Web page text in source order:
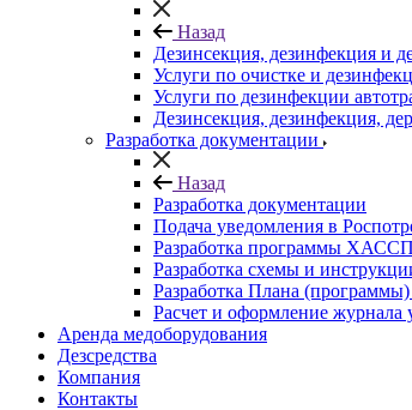
Назад
Дезинсекция, дезинфекция и
Услуги по очистке и
Услуги по дезинфекции
Дезинсекция, дезинфекция,
Разработка документации
Назад
Разработка документации
Подача уведомления в
Разработка программы ХАССП
Разработка схемы и
Разработка Плана
Расчет и оформление журнала
Аренда медоборудования
Дезсредства
Компания
Контакты